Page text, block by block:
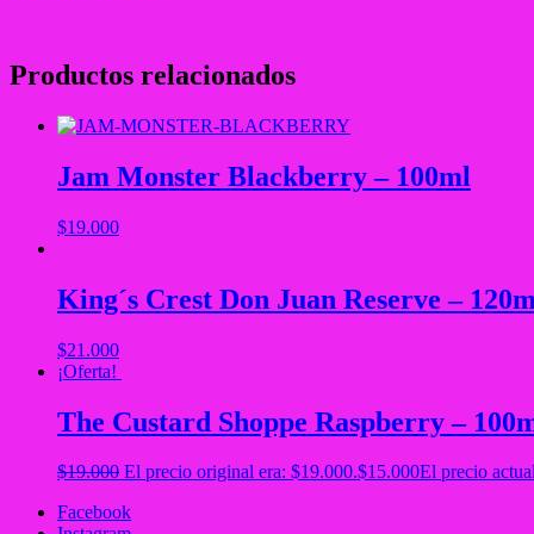
Productos relacionados
Jam Monster Blackberry – 100ml
$19.000
King´s Crest Don Juan Reserve –
$21.000
¡Oferta!
The Custard Shoppe Raspberry –
$19.000 El precio original era: $19.000.$15.000El precio
Facebook